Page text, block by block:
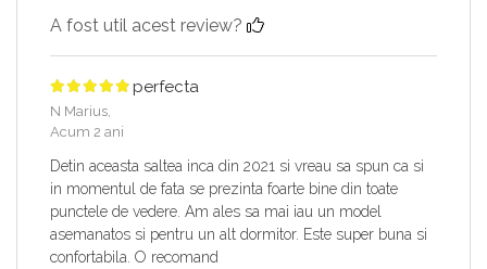
A fost util acest review?
perfecta
N Marius,
Acum 2 ani
Detin aceasta saltea inca din 2021 si vreau sa spun ca si
in momentul de fata se prezinta foarte bine din toate
punctele de vedere. Am ales sa mai iau un model
asemanatos si pentru un alt dormitor. Este super buna si
confortabila. O recomand